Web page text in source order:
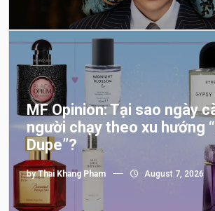
MF Opinion: Tại sao ngày
người chạy theo xu hướng
Dupe”?
byThai Khang Pham August 7, 2026